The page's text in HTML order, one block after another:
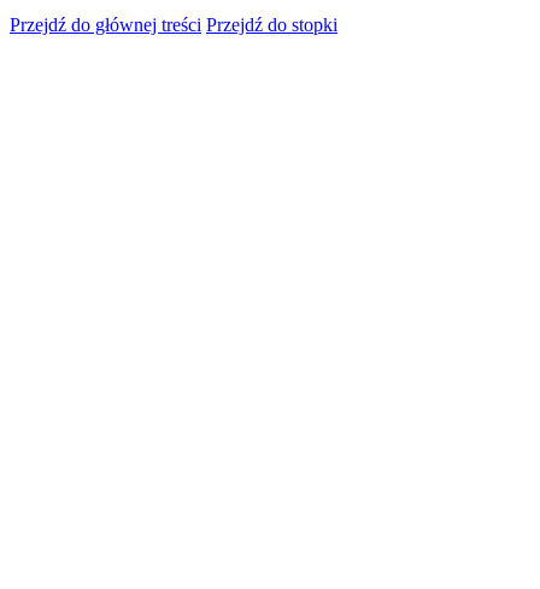
Przejdź do głównej treści Przejdź do stopki